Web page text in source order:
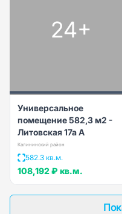
24+
Универсальное
помещение 582,3 м2 -
Литовская 17а А
Калининский район
582.3 кв.м.
108,192 ₽ кв.м.